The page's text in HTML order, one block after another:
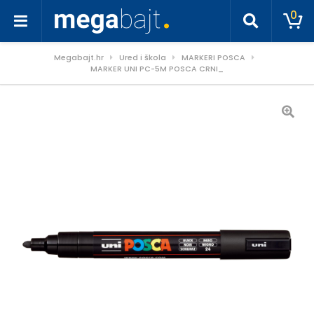
0
Megabajt.hr Ured i škola
MARKERI POSCA
MARKER UNI PC-5M POSCA CRNI_